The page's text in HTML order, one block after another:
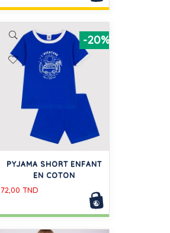
-20%
PYJAMA SHORT ENFANT
EN COTON
72,00 TND